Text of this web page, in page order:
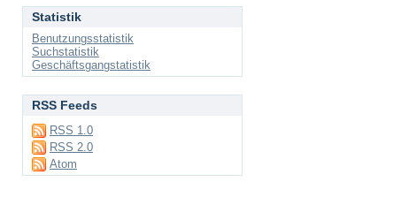
Statistik
Benutzungsstatistik
Suchstatistik
Geschäftsgangstatistik
RSS Feeds
RSS 1.0
RSS 2.0
Atom